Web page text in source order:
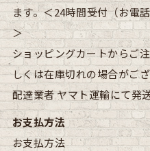
ます。＜24時間受付（お電
＞
ショッピングカートからご
しくは在庫切れの場合がご
配達業者 ヤマト運輸にて発
お支払方法
お支払方法